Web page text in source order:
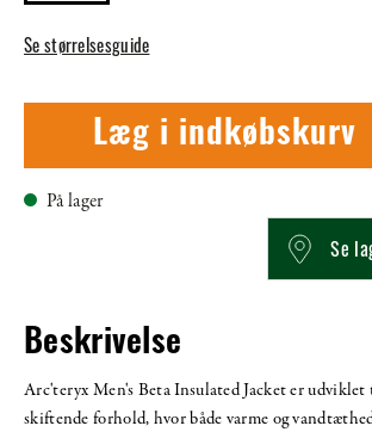
Se størrelsesguide
Læg i indkøbskurv
På lager
Se
Beskrivelse
Arc'teryx Men's Beta Insulated Jacket er
skiftende forhold, hvor både varme og